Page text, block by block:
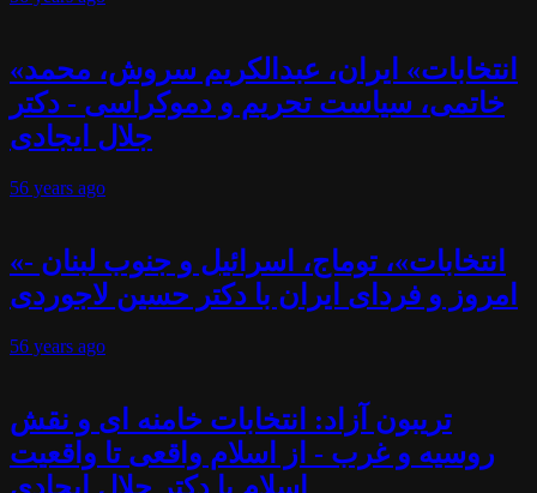
«انتخابات» ایران، عبدالکریم سروش، محمد
خاتمی، سیاست تحریم و دموکراسی - دکتر
جلال ایجادی
56 years ago
«انتخابات»، توماج، اسرائیل و جنوب لبنان -
امروز و فردای ایران با دکتر حسین لاجوردی
56 years ago
تریبون آزاد: انتخابات خامنه ای و نقش
روسیه و غرب - از اسلام واقعی تا واقعیت
اسلام با دکتر جلال ایجادی